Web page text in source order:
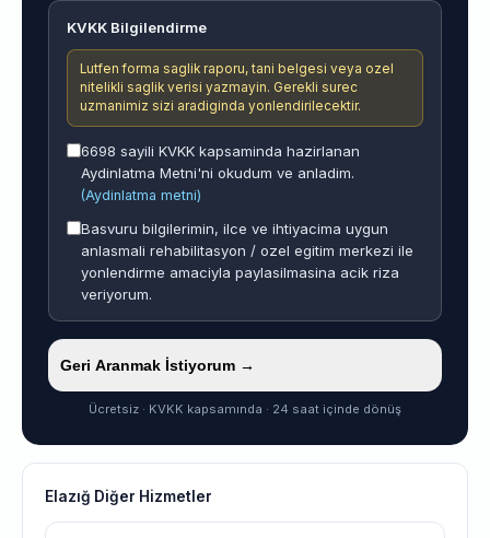
KVKK Bilgilendirme
Lutfen forma saglik raporu, tani belgesi veya ozel
nitelikli saglik verisi yazmayin. Gerekli surec
uzmanimiz sizi aradiginda yonlendirilecektir.
6698 sayili KVKK kapsaminda hazirlanan
Aydinlatma Metni'ni okudum ve anladim.
(Aydinlatma metni)
Basvuru bilgilerimin, ilce ve ihtiyacima uygun
anlasmali rehabilitasyon / ozel egitim merkezi ile
yonlendirme amaciyla paylasilmasina acik riza
veriyorum.
Geri Aranmak İstiyorum →
Ücretsiz · KVKK kapsamında · 24 saat içinde dönüş
Elazığ Diğer Hizmetler